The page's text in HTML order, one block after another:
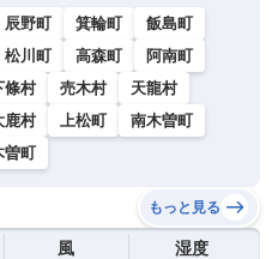
辰野町 箕輪町
飯島町
松川町 高森町
阿南町
條村 売木村
天龍村
鹿村 上松町
南木曽町
曽町
もっと見る
風 湿度